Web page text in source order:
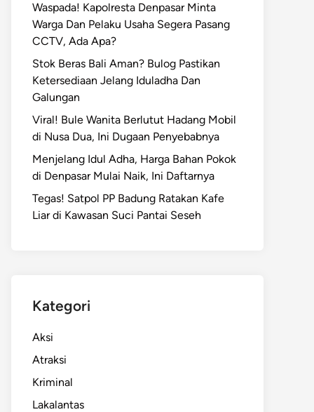
Waspada! Kapolresta Denpasar Minta
Warga Dan Pelaku Usaha Segera Pasang
CCTV, Ada Apa?
Stok Beras Bali Aman? Bulog Pastikan
Ketersediaan Jelang Iduladha Dan
Galungan
Viral! Bule Wanita Berlutut Hadang Mobil
di Nusa Dua, Ini Dugaan Penyebabnya
Menjelang Idul Adha, Harga Bahan Pokok
di Denpasar Mulai Naik, Ini Daftarnya
Tegas! Satpol PP Badung Ratakan Kafe
Liar di Kawasan Suci Pantai Seseh
Kategori
Aksi
Atraksi
Kriminal
Lakalantas